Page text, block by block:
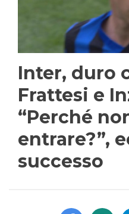
Inter, duro
Frattesi e
“Perché
entrare?”,
successo